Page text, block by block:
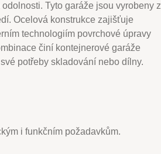
odolnosti. Tyto garáže jsou vyrobeny z
Ocelová konstrukce zajišťuje
technologiím povrchové úpravy
činí kontejnerové garáže
potřeby skladování nebo dílny.
i funkčním požadavkům.